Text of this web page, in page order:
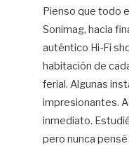
Pienso que todo
Sonimag, hacia
auténtico Hi-Fi
habitación de
ferial. Algunas
impresionantes.
inmediato.
pero nunca pensé